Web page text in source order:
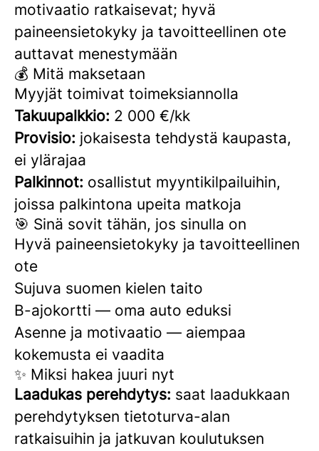
motivaatio ratkaisevat; hyvä
paineensietokyky ja tavoitteellinen ote
auttavat menestymään
💰 Mitä maksetaan
Myyjät toimivat toimeksiannolla
Takuupalkkio: 2 000 €/kk
Provisio: jokaisesta tehdystä kaupasta,
ei ylärajaa
Palkinnot: osallistut myyntikilpailuihin,
joissa palkintona upeita matkoja
🎯 Sinä sovit tähän, jos sinulla on
Hyvä paineensietokyky ja tavoitteellinen
ote
Sujuva suomen kielen taito
B-ajokortti — oma auto eduksi
Asenne ja motivaatio — aiempaa
kokemusta ei vaadita
✨ Miksi hakea juuri nyt
Laadukas perehdytys: saat laadukkaan
perehdytyksen tietoturva-alan
ratkaisuihin ja jatkuvan koulutuksen